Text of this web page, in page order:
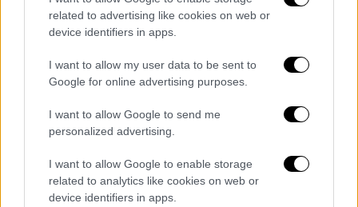
related to advertising like cookies on web or
device identifiers in apps.
I want to allow my user data to be sent to
Google for online advertising purposes.
I want to allow Google to send me
personalized advertising.
I want to allow Google to enable storage
related to analytics like cookies on web or
device identifiers in apps.
video
Διαβάστε ακόμη
Δημιούργησαν με AI νέους ιούς μέσα σε
λίγες ώρες - Γιατί προβληματίζονται οι
επιστήμονες